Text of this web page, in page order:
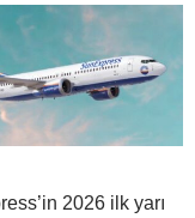
2026 ilk yarı